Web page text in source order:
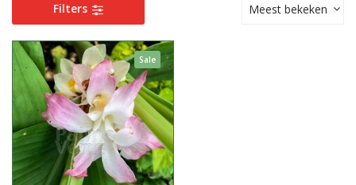
Filters Meest bekeken
Sale